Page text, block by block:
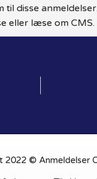
disse
eller læse om CMS.
2022 © Anmeldelser